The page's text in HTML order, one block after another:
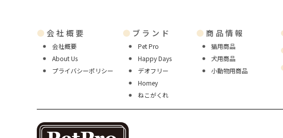
● 会社概要
会社概要
About Us
プライバシーポリシー
● ブランド
Pet Pro
Happy Days
デオフリー
Homey
ねこがくれ
● 商品情報
猫用商品
犬用商品
小動物用商品